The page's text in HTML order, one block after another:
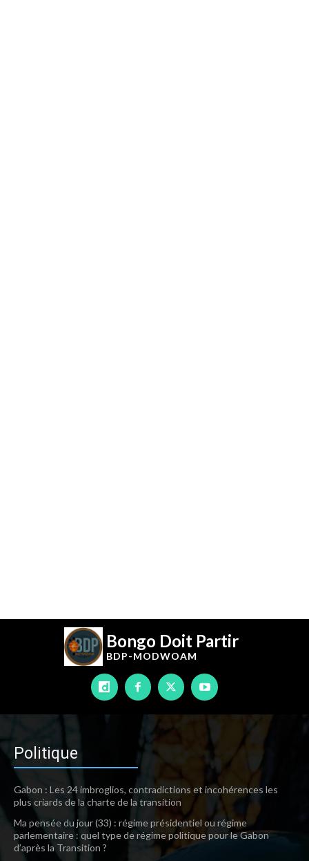
Bongo Doit Partir
BDP-MODWOAM
Politique
Gabon : Les 24 imbroglios, contradictions et incohérences les
plus criards de la charte de la transition
Ma pensée du jour (33) : régime présidentiel ou régime
parlementaire : quel type de régime politique pour le Gabon
d’après la Transition ?